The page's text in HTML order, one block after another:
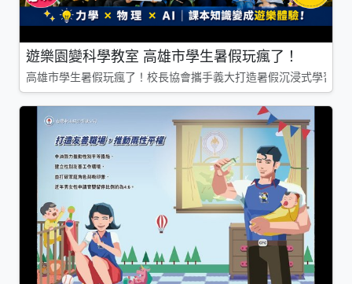
遊樂園變科學教室 高雄市學生暑假玩瘋了！
高雄市學生暑假玩瘋了！校長協會攜手義大打造暑假沉浸式學習基